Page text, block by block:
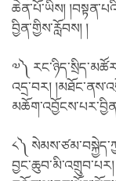
ཆེན་པོ་ཡིས།
བྱིན་གྱིས་རློབས། །
༧༽
འདྲ་བར།
༨༽